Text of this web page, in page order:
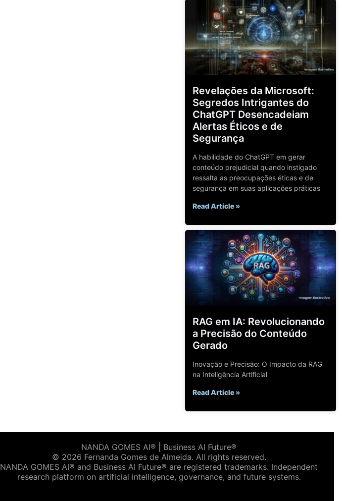
Revelações da Microsoft:
Segredos Intrigantes do
ChatGPT Desencadeiam
Alertas Éticos e de
Segurança
A habilidade do ChatGPT em gerar
conteúdo prejudicial quando instigado
ressalta as preocupações éticas e de
segurança em suas aplicações práticas
Read Article »
RAG em IA: Revolucionando
a Precisão do Conteúdo
Gerado
Inovação e Precisão: O Impacto da RAG
na Inteligência Artificial
Read Article »
NANDA GOMES AI® | Business AI Future®
© 2026 Fernanda Gomes de Almeida. All rights reserved.
NANDA GOMES AI® and Business AI Future® are registered trademarks. Independent
research platform on artificial intelligence, governance, and future systems.